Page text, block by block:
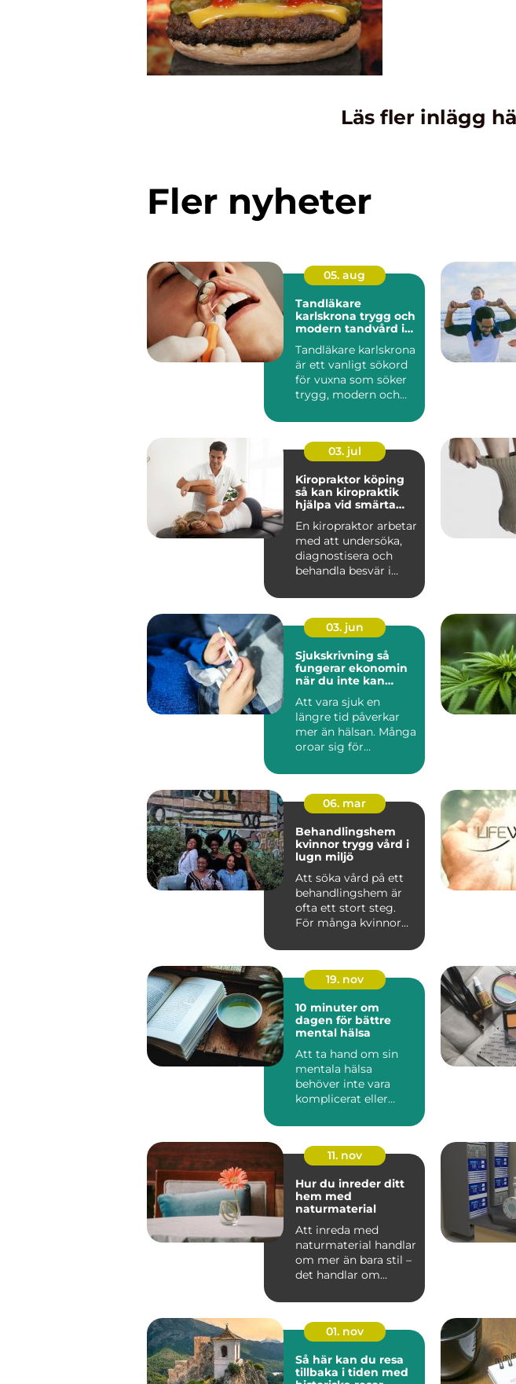
Läs fler inlägg
Fler nyheter
05. aug
Tandläkare
karlskrona trygg och
modern tandvård i
Tandläkare karlskrona
är ett vanligt sökord
för vuxna som söker
trygg, modern och
03. jul
Kiropraktor köping
så kan kiropraktik
hjälpa vid smärta
En kiropraktor arbetar
med att undersöka,
diagnostisera och
behandla besvär i
ner...
03. jun
Sjukskrivning så
fungerar ekonomin
när du inte kan
Att vara sjuk en
längre tid påverkar
mer än hälsan. Många
oroar sig för
och hur ...
06. mar
Behandlingshem
kvinnor trygg vård i
lugn miljö
Att söka vård på ett
behandlingshem är
ofta ett stort steg.
För många kvinnor
läm...
19. nov
10 minuter om
dagen för bättre
mental hälsa
Att ta hand om sin
mentala hälsa
behöver inte vara
komplicerat eller
11. nov
Hur du inreder ditt
hem med
naturmaterial
Att inreda med
naturmaterial handlar
om mer än bara stil –
det handlar om
01. nov
Så här kan du resa
tillbaka i tiden med